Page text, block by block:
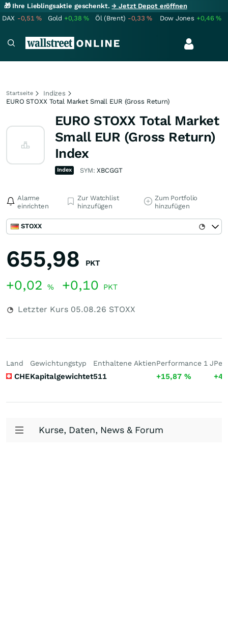
🎁 Ihre Lieblingsaktie geschenkt.→ Jetzt Depot eröffnen
DAX -0,51% Gold +0,38% Öl (Brent) -0,33% Dow Jones +0,46%
Startseite
Indizes
EURO STOXX Total Market Small EUR (Gross Return)
EURO STOXX Total Market
Small EUR (Gross Return)
Index
Index SYM:XBCGGT
Alarme
einrichten
Zur Watchlist
hinzufügen
Zum Portfolio
hinzufügen
STOXX
655,98 PKT
+0,02 % +0,10 PKT
Letzter Kurs 05.08.26 STOXX
Land
CHE
Gewichtungstyp
Kapitalgewichtet
Enthaltene Aktien
511
Performance 1 J
+15,87 %
Kurse, Daten, News & Forum